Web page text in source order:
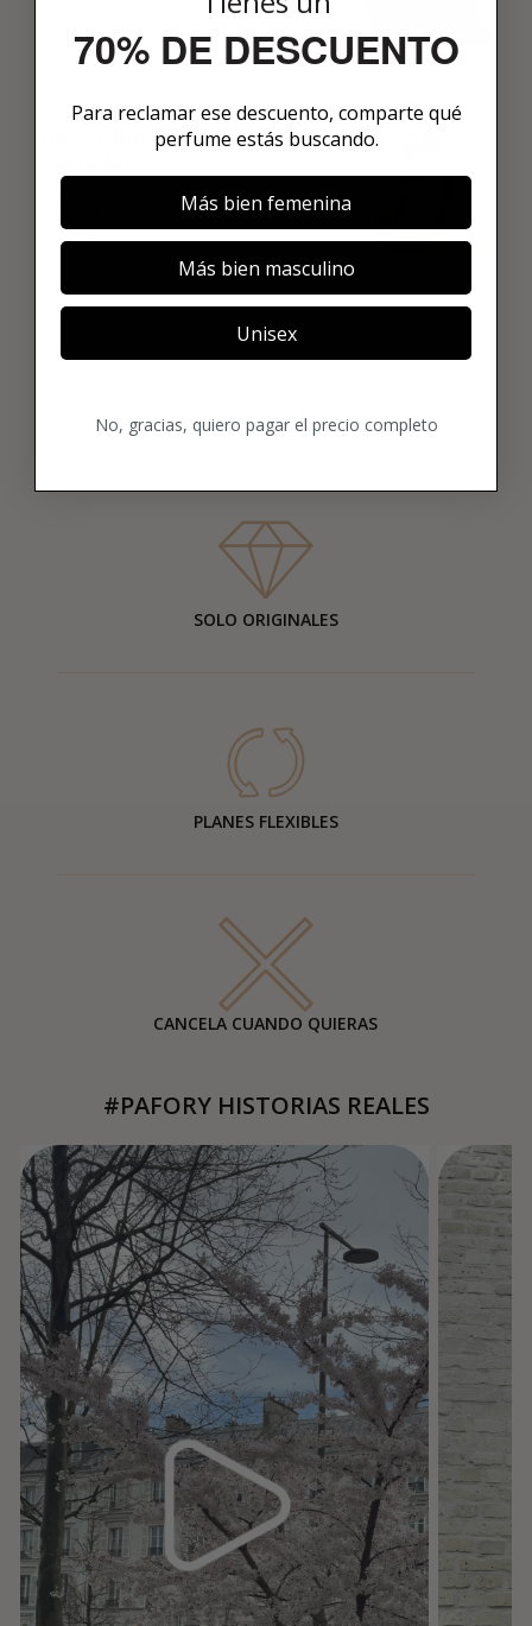
03
DESCUBRE ALGO NUEVO
de 8 ml. Pausa o cancela cuando
quieras.
ENVÍO GRATIS
SOLO ORIGINALES
PLANES FLEXIBLES
CANCELA CUANDO QUIERAS
#PAFORY HISTORIAS REALES
70% DE DESCUENTO
Para reclamar ese descuento, comparte qué
perfume estás buscando.
Más bien femenina
Más bien masculino
Unisex
No, gracias, quiero pagar el precio completo